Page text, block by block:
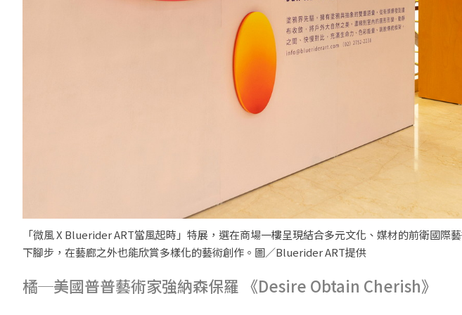
「微風 X Bluerider ART當風起時」特展，選在商場一樓呈現結合多元文化、媒材的前衛國際
下腳步，在藝廊之外也能欣賞多樣化的藝術創作。圖／Bluerider ART提供
橘─美國普普藝術家強納森保羅 《Desire Obtain Cherish》